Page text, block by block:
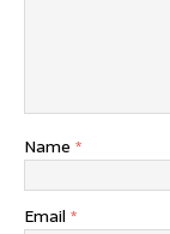
Name *
Email *